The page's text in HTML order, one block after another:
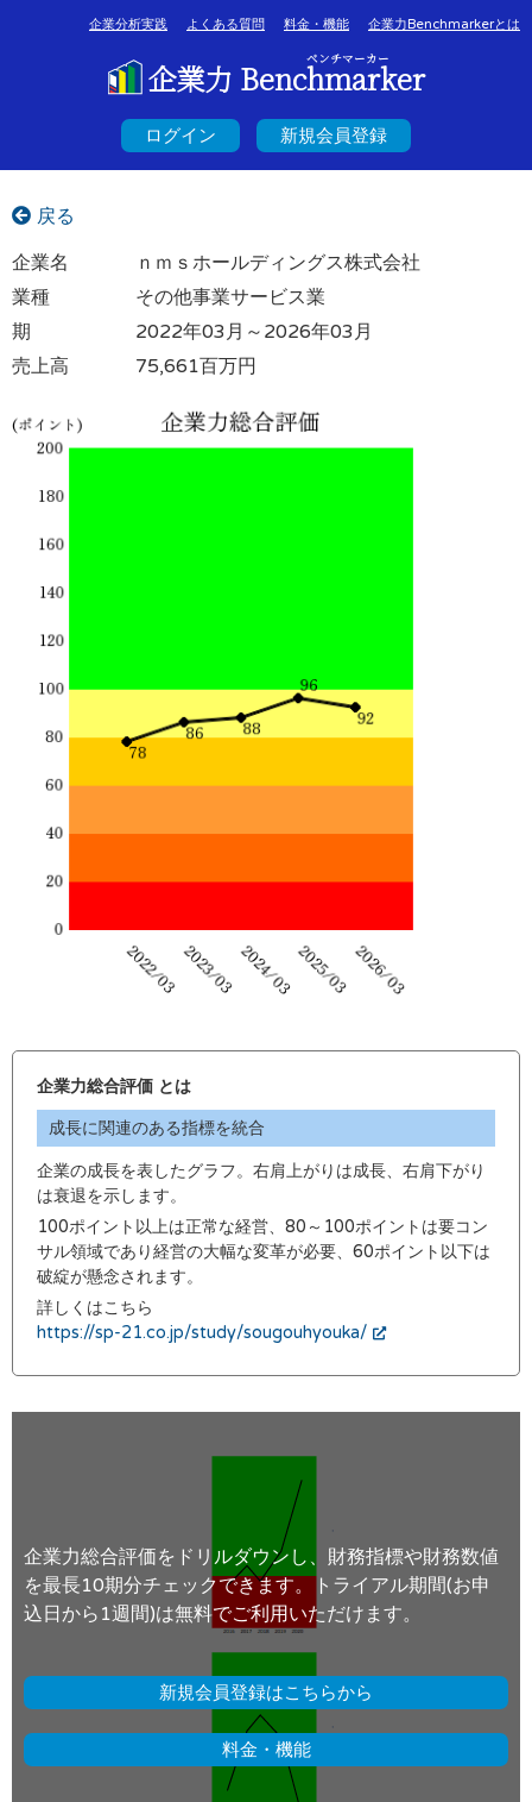
企業分析実践 よくある質問 料金・機能 企業力Benchmarkerとは
ベンチマーカー
企業力 Benchmarker
ログイン 新規会員登録
戻る
企業名
ｎｍｓホールディングス株式会社
業種
その他事業サービス業
期
2022年03月～2026年03月
売上高
75,661百万円
企業力総合評価 とは
成長に関連のある指標を統合
企業の成長を表したグラフ。右肩上がりは成長、右肩下がり
は衰退を示します。
100ポイント以上は正常な経営、80～100ポイントは要コン
サル領域であり経営の大幅な変革が必要、60ポイント以下は
破綻が懸念されます。
詳しくはこちら
https://sp-21.co.jp/study/sougouhyouka/
企業力総合評価をドリルダウンし、財務指標や財務数値
を最長10期分チェックできます。トライアル期間(お申
込日から1週間)は無料でご利用いただけます。
新規会員登録はこちらから
料金・機能